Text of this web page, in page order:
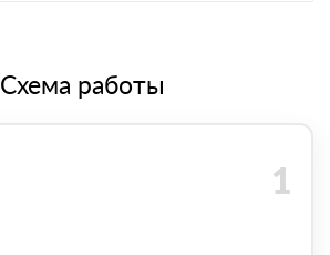
Схема работы